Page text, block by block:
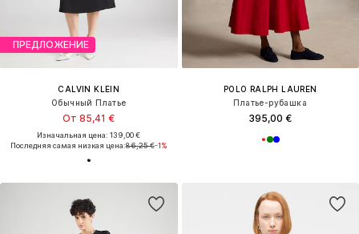
ПРЕДЛОЖЕНИЕ
CALVIN KLEIN
Обычный Платье
От 85,41 €
Изначальная цена: 139,00 €
Последняя самая низкая цена:86,25 €-1%
POLO RALPH LAUREN
Платье-рубашка
395,00 €